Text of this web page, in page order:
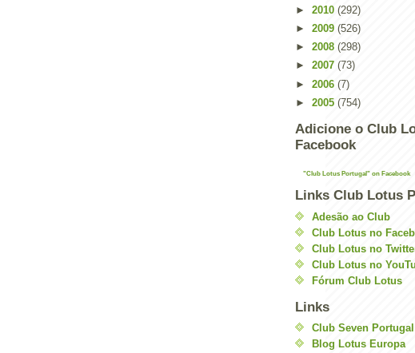
► 2010 (292)
► 2009 (526)
► 2008 (298)
► 2007 (73)
► 2006 (7)
► 2005 (754)
Adicione o Club
Facebook
"Club Lotus Portugal" on Facebook
Links Club Lotus
Adesão ao Club
Club Lotus no
Club Lotus no
Club Lotus no
Fórum Club Lotus
Links
Club Seven Portugal
Blog Lotus Europa